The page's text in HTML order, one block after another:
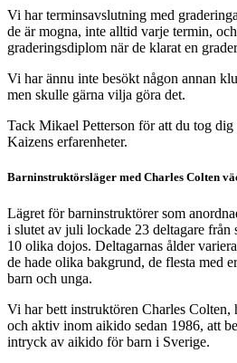
Vi har terminsavslutning med
de är mogna, inte alltid varje termin,
graderingsdiplom när de klarat en
Vi har ännu inte besökt någon annan
men skulle gärna vilja göra det.
Tack Mikael Petterson för att du tog
Kaizens erfarenheter.
Barninstruktörsläger med Charles Colten
Lägret för barninstruktörer som
i slutet av juli lockade 23 deltagare från
10 olika dojos. Deltagarnas ålder
de hade olika bakgrund, de flesta med
barn och unga.
Vi har bett instruktören Charles
och aktiv inom aikido sedan 1986, att
intryck av aikido för barn i Sverige.